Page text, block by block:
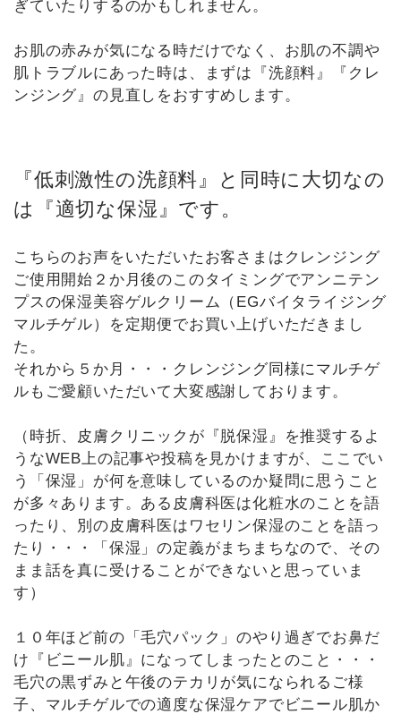
ぎていたりするのかもしれません。
お肌の赤みが気になる時だけでなく、お肌の不調や
肌トラブルにあった時は、まずは『洗顔料』『クレ
ンジング』の見直しをおすすめします。
『低刺激性の洗顔料』と同時に大切なの
は『適切な保湿』です。
こちらのお声をいただいたお客さまはクレンジング
ご使用開始２か月後のこのタイミングでアンニテン
プスの保湿美容ゲルクリーム（EGバイタライジング
マルチゲル）を定期便でお買い上げいただきまし
た。
それから５か月・・・クレンジング同様にマルチゲ
ルもご愛顧いただいて大変感謝しております。
（時折、皮膚クリニックが『脱保湿』を推奨するよ
うなWEB上の記事や投稿を見かけますが、ここでい
う「保湿」が何を意味しているのか疑問に思うこと
が多々あります。ある皮膚科医は化粧水のことを語
ったり、別の皮膚科医はワセリン保湿のことを語っ
たり・・・「保湿」の定義がまちまちなので、その
まま話を真に受けることができないと思っていま
す）
１０年ほど前の「毛穴パック」のやり過ぎでお鼻だ
け『ビニール肌』になってしまったとのこと・・・
毛穴の黒ずみと午後のテカリが気になられるご様
子、マルチゲルでの適度な保湿ケアでビニール肌か